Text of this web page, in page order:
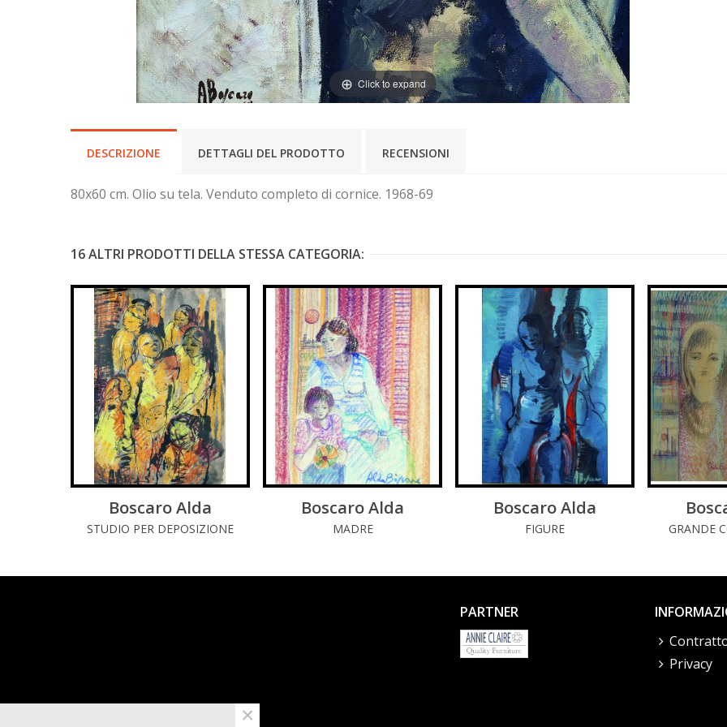
Click to expand
DESCRIZIONE DETTAGLI DEL PRODOTTO RECENSIONI
80x60 cm. Olio su tela. Venduto completo di cornice. 1968-69
16 ALTRI PRODOTTI DELLA STESSA CATEGORIA:
LEGGI DI PIÚ
Boscaro Alda
STUDIO PER DEPOSIZIONE
LEGGI DI PIÚ
Boscaro Alda
MADRE
LEGGI DI PIÚ
Boscaro Alda
FIGURE GRANDE
PARTNER
Privacy
×